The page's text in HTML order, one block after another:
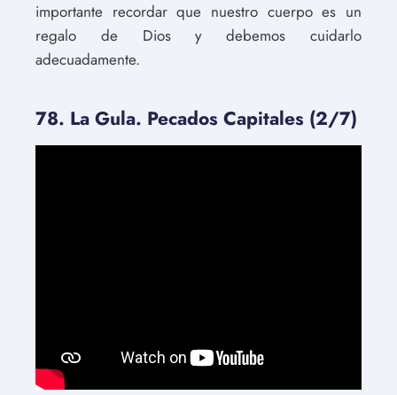
importante recordar que nuestro cuerpo es un
regalo de Dios y debemos cuidarlo
adecuadamente.
78. La Gula. Pecados Capitales (2/7)